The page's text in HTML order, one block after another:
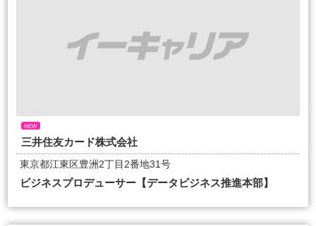
NEW
三井住友カード株式会社
東京都江東区豊洲2丁目2番地31号
ビジネスプロデューサー【データビジネス推進本部】